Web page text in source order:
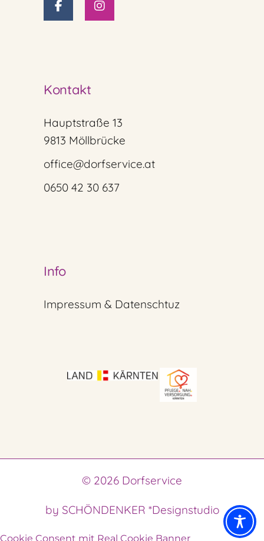
Kontakt
Hauptstraße 13
9813 Möllbrücke
office@dorfservice.at
0650 42 30 637
Info
Impressum & Datenschtuz
© 2026 Dorfservice
by SCHÖNDENKER *Designstudio
Cookie Consent mit Real Cookie Banner